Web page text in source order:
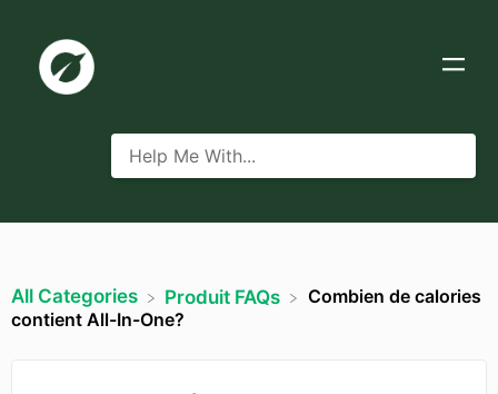
All Categories ​Produit FAQs
Combien de calories
contient All-In-One?